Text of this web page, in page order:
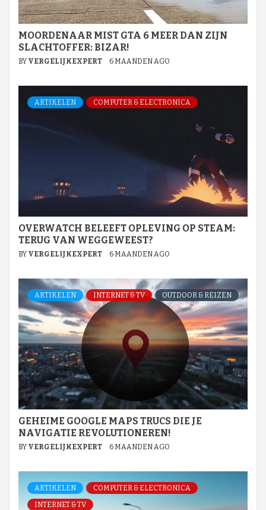
MOORDENAAR MIST GTA 6 MEER DAN ZIJN
SLACHTOFFER: BIZAR!
BY VERGELIJKEXPERT 6 MAANDEN AGO
ARTIKELEN COMPUTER & ELECTRONICA
OVERWATCH BELEEFT OPLEVING OP STEAM:
TERUG VAN WEGGEWEEST?
BY VERGELIJKEXPERT 6 MAANDEN AGO
ARTIKELEN INTERNET & TV OUTDOOR & REIZEN
GEHEIME GOOGLE MAPS TRUCS DIE JE
NAVIGATIE REVOLUTIONEREN!
BY VERGELIJKEXPERT 6 MAANDEN AGO
ARTIKELEN
COMPUTER & ELECTRONICA
INTERNET & TV